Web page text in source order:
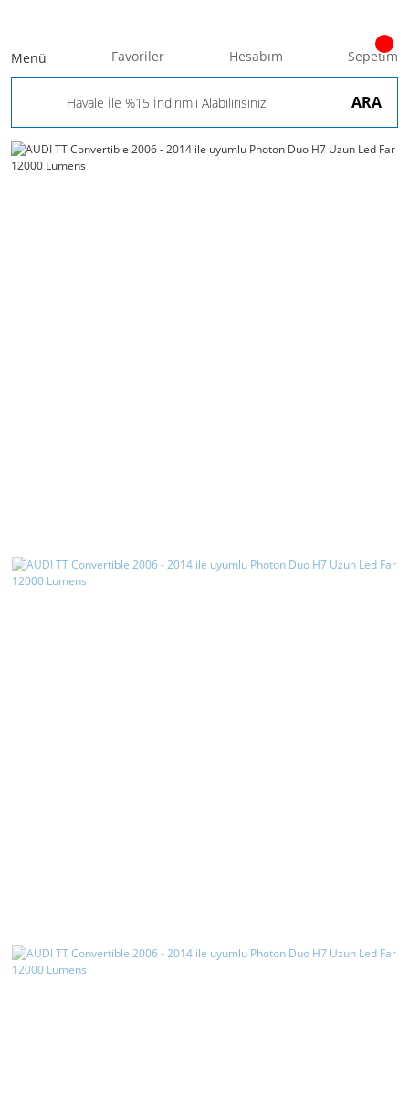
ARA
Menü Favoriler Hesabım Sepetim